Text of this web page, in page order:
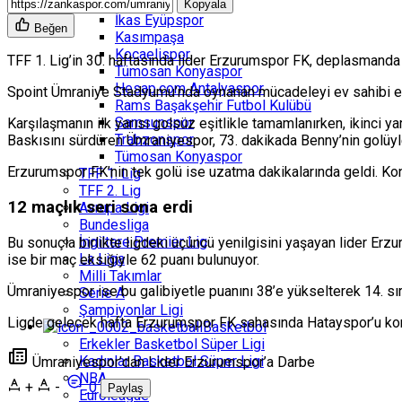
İkas Eyüpspor
Kasımpaşa
Kocaelispor
Tümosan Konyaspor
Hesap.com Antalyaspor
Rams Başakşehir Futbol Kulübü
Samsunspor
Trabzonspor
Tümosan Konyaspor
TFF 1. Lig
TFF 2. Lig
Avrupa Ligi
Bundesliga
İngiltere Premier Lig
La Liga
Milli Takımlar
Serie A
Şampiyonlar Ligi
Basketbol
Erkekler Basketbol Süper Ligi
Kadınlar Basketbol Süper Ligi
NBA
Euroleague
Kopyala
Beğen
TFF 1. Lig’in 30. haftasında lider Erzurumspor FK, deplasmanda
Spoint Ümraniye Stadyumu’nda oynanan mücadeleyi ev sahibi
Karşılaşmanın ilk yarısı golsüz eşitlikle tamamlanırken,
Baskısını sürdüren Ümraniyespor, 73. dakikada Benny’nin
Erzurumspor FK’nin tek golü ise uzatma dakikalarında geldi.
12 maçlık seri sona erdi
Bu sonuçla birlikte ligdeki üçüncü yenilgisini yaşayan lider
ise bir maç eksiğiyle 62 puanı bulunuyor.
Ümraniyespor ise bu galibiyetle puanını 38’e yükselterek 14.
Ligde gelecek hafta Erzurumspor FK sahasında Hatayspor’u
Ümraniyespor’dan Lider Erzurumspor’a Darbe
+
- 0 Paylaş